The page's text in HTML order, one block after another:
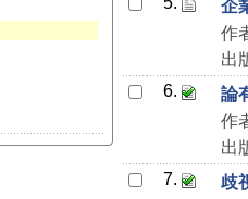
企
作
出
6.
論
作
出
7.
歧